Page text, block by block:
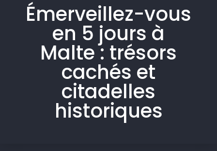
Émerveillez-vous
en 5 jours à
Malte : trésors
cachés et
citadelles
historiques